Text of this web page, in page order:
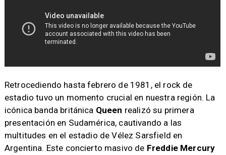
Retrocediendo hasta febrero de 1981, el rock de
estadio tuvo un momento crucial en nuestra región. La
icónica banda británica Queen realizó su primera
presentación en Sudamérica, cautivando a las
multitudes en el estadio de Vélez Sarsfield en
Argentina. Este concierto masivo de Freddie Mercury